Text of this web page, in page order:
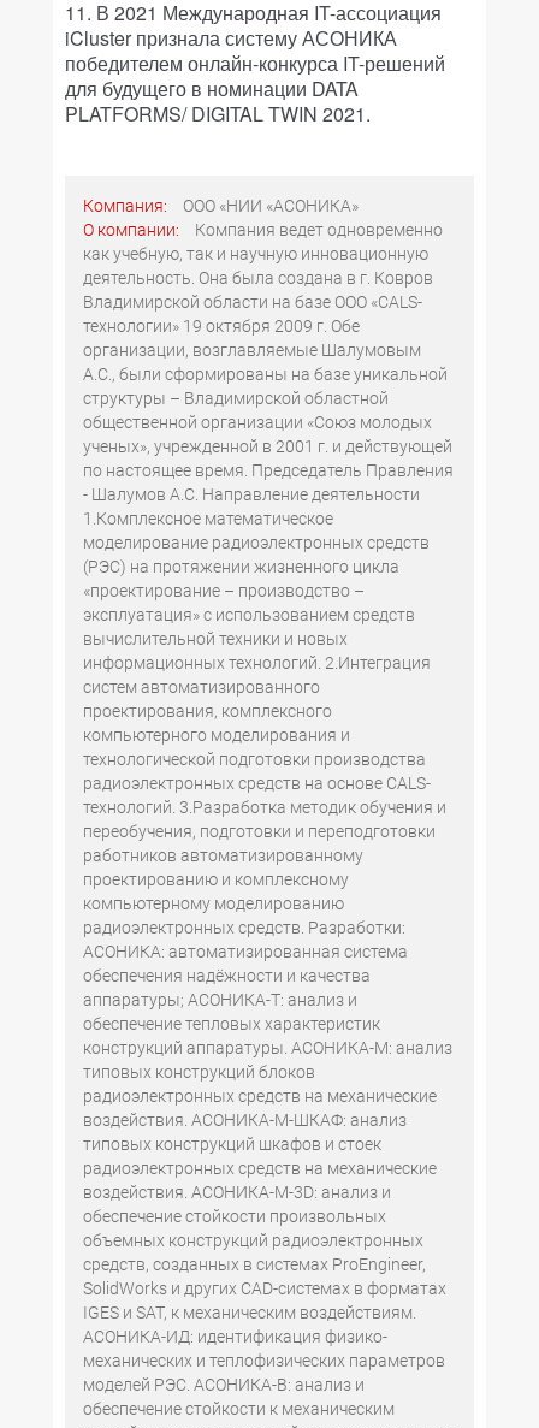
11. В 2021 Международная IT-ассоциация
iCluster признала систему АСОНИКА
победителем онлайн-конкурса IT-решений
для будущего в номинации DATA
PLATFORMS/ DIGITAL TWIN 2021.
Компания:
ООО «НИИ «АСОНИКА»
О компании:
Компания ведет одновременно
как учебную, так и научную инновационную
деятельность. Она была создана в г. Ковров
Владимирской области на базе ООО «CALS-
технологии» 19 октября 2009 г. Обе
организации, возглавляемые Шалумовым
А.С., были сформированы на базе уникальной
структуры – Владимирской областной
общественной организации «Союз молодых
ученых», учрежденной в 2001 г. и действующей
по настоящее время. Председатель Правления
- Шалумов А.С. Направление деятельности
1.Комплексное математическое
моделирование радиоэлектронных средств
(РЭС) на протяжении жизненного цикла
«проектирование – производство –
эксплуатация» с использованием средств
вычислительной техники и новых
информационных технологий. 2.Интеграция
систем автоматизированного
проектирования, комплексного
компьютерного моделирования и
технологической подготовки производства
радиоэлектронных средств на основе CALS-
технологий. 3.Разработка методик обучения и
переобучения, подготовки и переподготовки
работников автоматизированному
проектированию и комплексному
компьютерному моделированию
радиоэлектронных средств. Разработки:
АСОНИКА: автоматизированная система
обеспечения надёжности и качества
аппаратуры; АСОНИКА-Т: анализ и
обеспечение тепловых характеристик
конструкций аппаратуры. АСОНИКА-М: анализ
типовых конструкций блоков
радиоэлектронных средств на механические
воздействия. АСОНИКА-М-ШКАФ: анализ
типовых конструкций шкафов и стоек
радиоэлектронных средств на механические
воздействия. АСОНИКА-М-3D: анализ и
обеспечение стойкости произвольных
объемных конструкций радиоэлектронных
средств, созданных в системах ProEngineer,
SolidWorks и других CAD-системах в форматах
IGES и SAT, к механическим воздействиям.
АСОНИКА-ИД: идентификация физико-
механических и теплофизических параметров
моделей РЭС. АСОНИКА-В: анализ и
обеспечение стойкости к механическим